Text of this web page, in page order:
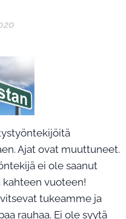
Ajat ovat muuttuneet.
ei ole saanut
vuoteen!
tukeamme ja
rauhaa. Ei ole syytä